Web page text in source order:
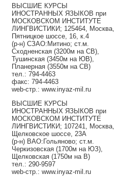
ВЫСШИЕ КУРСЫ
ИНОСТРАННЫХ ЯЗЫКОВ при
МОСКОВСКОМ ИНСТИТУТЕ
ЛИНГВИСТИКИ; 125464, Москва,
Пятницкое шоссе, 16, к.4
(р-н) СЗАО:Митино; ст.м.
Сходненская (3200м на СВ),
Тушинская (3450м на ЮВ),
Планерная (3550м на СВ)
тел.: 794-4463
факс: 794-4463
web-стр.: www.inyaz-mil.ru
ВЫСШИЕ КУРСЫ
ИНОСТРАННЫХ ЯЗЫКОВ при
МОСКОВСКОМ ИНСТИТУТЕ
ЛИНГВИСТИКИ; 107241, Москва,
Щелковское шоссе, 23А
(р-н) ВАО:Гольяново; ст.м.
Черкизовская (1700м на ЮЗ),
Щелковская (1750м на В)
тел.: 290-9597
web-стр.: www.inyaz-mil.ru